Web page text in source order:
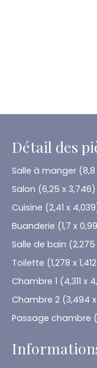
Détail des
Salle à manger (8,8
Salon (6,25 x 3,746)
Cuisine (2,41 x
Buanderie (1,7 x
Salle de bain (2,275
Toilette (1,278 x
Chambre 1 (4,311 x
Chambre 2 (3,494 x
Passage chambre